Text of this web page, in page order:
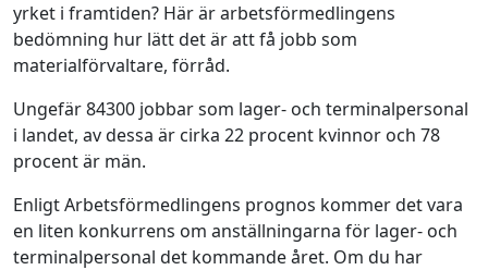
yrket i framtiden? Här är arbetsförmedlingens
bedömning hur lätt det är att få jobb som
materialförvaltare, förråd.
Ungefär 84300 jobbar som lager- och terminalpersonal
i landet, av dessa är cirka 22 procent kvinnor och 78
procent är män.
Enligt Arbetsförmedlingens prognos kommer det vara
en liten konkurrens om anställningarna för lager- och
terminalpersonal det kommande året. Om du har